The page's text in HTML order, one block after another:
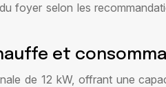
foyer selon les
et
de 12 kW, offrant une